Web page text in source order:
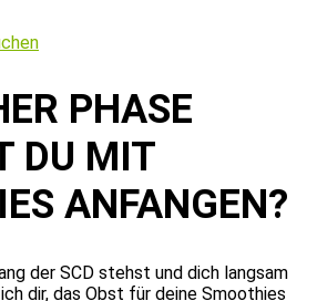
PHASE
DU MIT
ANFANGEN?
der SCD stehst und dich langsam
dir, das Obst für deine Smoothies